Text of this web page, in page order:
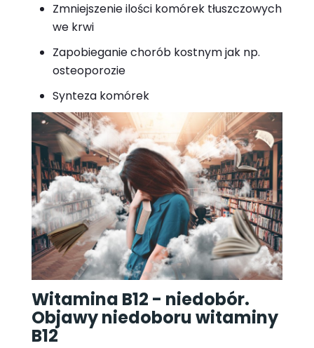
Zmniejszenie ilości komórek tłuszczowych
we krwi
Zapobieganie chorób kostnym jak np.
osteoporozie
Synteza komórek
Witamina B12 - niedobór.
Objawy niedoboru witaminy
B12